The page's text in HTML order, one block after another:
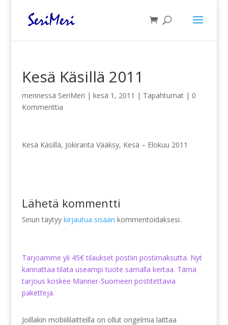
Kesä Käsillä 2011
mennessä SeriMeri | kesä 1, 2011 | Tapahtumat| 0
Kommenttia
Kesä Käsillä, Jokiranta Vääksy, Kesä – Elokuu 2011
Lähetä kommentti
Sinun täytyy kirjautua sisään kommentoidaksesi.
Tarjoamme yli 45€ tilaukset postiin postimaksutta. Nyt
kannattaa tilata useampi tuote samalla kertaa. Tämä
tarjous koskee Manner-Suomeen postitettavia
paketteja.
Joillakin mobiililaitteilla on ollut ongelmia laittaa